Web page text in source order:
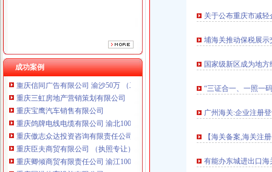
成功案例
重庆海谛升进出口贸易有限公司 渝北100万 （进出口权）
重庆奕欣锦诚商贸有限公司 渝九50万 （工商注册）
重庆信同广告有限公司 渝沙50万 （工商注册）
重庆三虹房地产营销策划有限公司
重庆宝鹰汽车销售有限公司
重庆鸽牌电线电缆有限公司 渝北10010万 (进出口权)
重庆傲志众达投资咨询有限责任公司 渝九1000万 （增资）
重庆臣夫商贸有限公司 （执照专让）
重庆卿倾商贸有限责任公司 渝江100万 （工商注册）
重庆国洪体育设施有限公司
关于公布重庆市减
埔海关推动保税展
国家级新区成为地
“三证合一、一照一
广州海关:企业注册
【海关备案,海关注
有能办东城进出口